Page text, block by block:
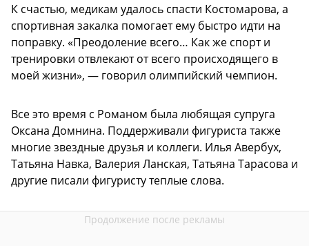
К счастью, медикам удалось спасти Костомарова, а
спортивная закалка помогает ему быстро идти на
поправку. «Преодоление всего… Как же спорт и
тренировки отвлекают от всего происходящего в
моей жизни», — говорил олимпийский чемпион.
Все это время с Романом была любящая супруга
Оксана Домнина. Поддерживали фигуриста также
многие звездные друзья и коллеги. Илья Авербух,
Татьяна Навка, Валерия Ланская, Татьяна Тарасова и
другие писали фигуристу теплые слова.